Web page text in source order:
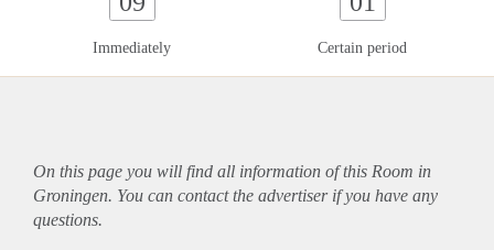
Immediately Certain period
On this page you will find all information of this Room in
Groningen. You can contact the advertiser if you have any
questions.